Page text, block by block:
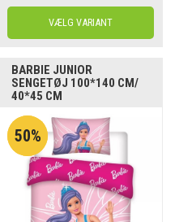
BARBIE JUNIOR
SENGETØJ 100*140 CM/
40*45 CM
50%